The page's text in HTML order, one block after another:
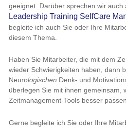
geeignet. Darüber sprechen wir auch
Leadership Training SelfCare
begleite ich auch Sie oder Ihre
diesem Thema.
Haben Sie Mitarbeiter, die mit dem
wieder Schwierigkeiten haben, dann
Neurologischen Denk- und
überlegen Sie mit ihnen gemeinsam,
Zeitmanagement-Tools besser passen.
Gerne begleite ich Sie oder Ihre